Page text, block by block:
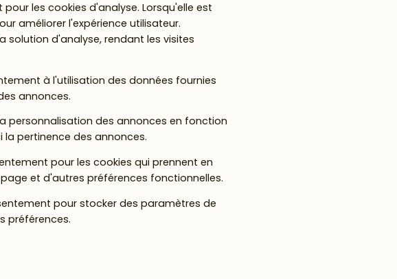
les cookies d'analyse. Lorsqu'elle est
améliorer l'expérience utilisateur.
solution d'analyse, rendant les visites
à l'utilisation des données fournies
annonces.
personnalisation des annonces en fonction
pertinence des annonces.
pour les cookies qui prennent en
et d'autres préférences fonctionnelles.
pour stocker des paramètres de
préférences.